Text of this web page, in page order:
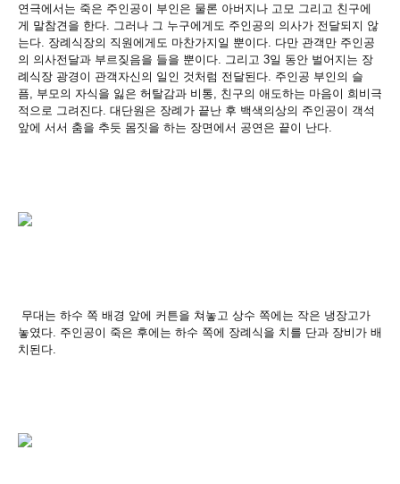
연극에서는 죽은 주인공이 부인은 물론 아버지나 고모 그리고 친구에
게 말참견을 한다. 그러나 그 누구에게도 주인공의 의사가 전달되지 않
는다. 장례식장의 직원에게도 마찬가지일 뿐이다. 다만 관객만 주인공
의 의사전달과 부르짖음을 들을 뿐이다. 그리고 3일 동안 벌어지는 장
례식장 광경이 관객자신의 일인 것처럼 전달된다. 주인공 부인의 슬
픔, 부모의 자식을 잃은 허탈감과 비통, 친구의 애도하는 마음이 희비극
적으로 그려진다. 대단원은 장례가 끝난 후 백색의상의 주인공이 객석
앞에 서서 춤을 추듯 몸짓을 하는 장면에서 공연은 끝이 난다.
무대는 하수 쪽 배경 앞에 커튼을 쳐놓고 상수 쪽에는 작은 냉장고가
놓였다 주인공이 죽은 후에는 하수 쪽에 장례식을 치를 단과 장비가 배
치된다